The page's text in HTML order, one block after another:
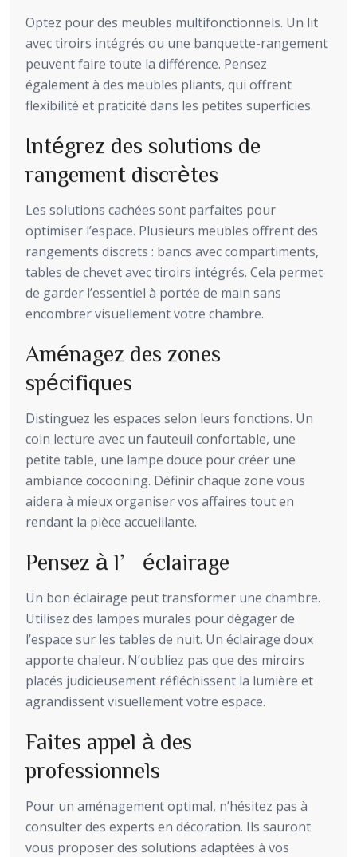
Optez pour des meubles multifonctionnels. Un lit
avec tiroirs intégrés ou une banquette-rangement
peuvent faire toute la différence. Pensez
également à des meubles pliants, qui offrent
flexibilité et praticité dans les petites superficies.
Intégrez des solutions de
rangement discrètes
Les solutions cachées sont parfaites pour
optimiser l’espace. Plusieurs meubles offrent des
rangements discrets : bancs avec compartiments,
tables de chevet avec tiroirs intégrés. Cela permet
de garder l’essentiel à portée de main sans
encombrer visuellement votre chambre.
Aménagez des zones
spécifiques
Distinguez les espaces selon leurs fonctions. Un
coin lecture avec un fauteuil confortable, une
petite table, une lampe douce pour créer une
ambiance cocooning. Définir chaque zone vous
aidera à mieux organiser vos affaires tout en
rendant la pièce accueillante.
Pensez à l’éclairage
Un bon éclairage peut transformer une chambre.
Utilisez des lampes murales pour dégager de
l’espace sur les tables de nuit. Un éclairage doux
apporte chaleur. N’oubliez pas que des miroirs
placés judicieusement réfléchissent la lumière et
agrandissent visuellement votre espace.
Faites appel à des
professionnels
Pour un aménagement optimal, n’hésitez pas à
consulter des experts en décoration. Ils sauront
vous proposer des solutions adaptées à vos